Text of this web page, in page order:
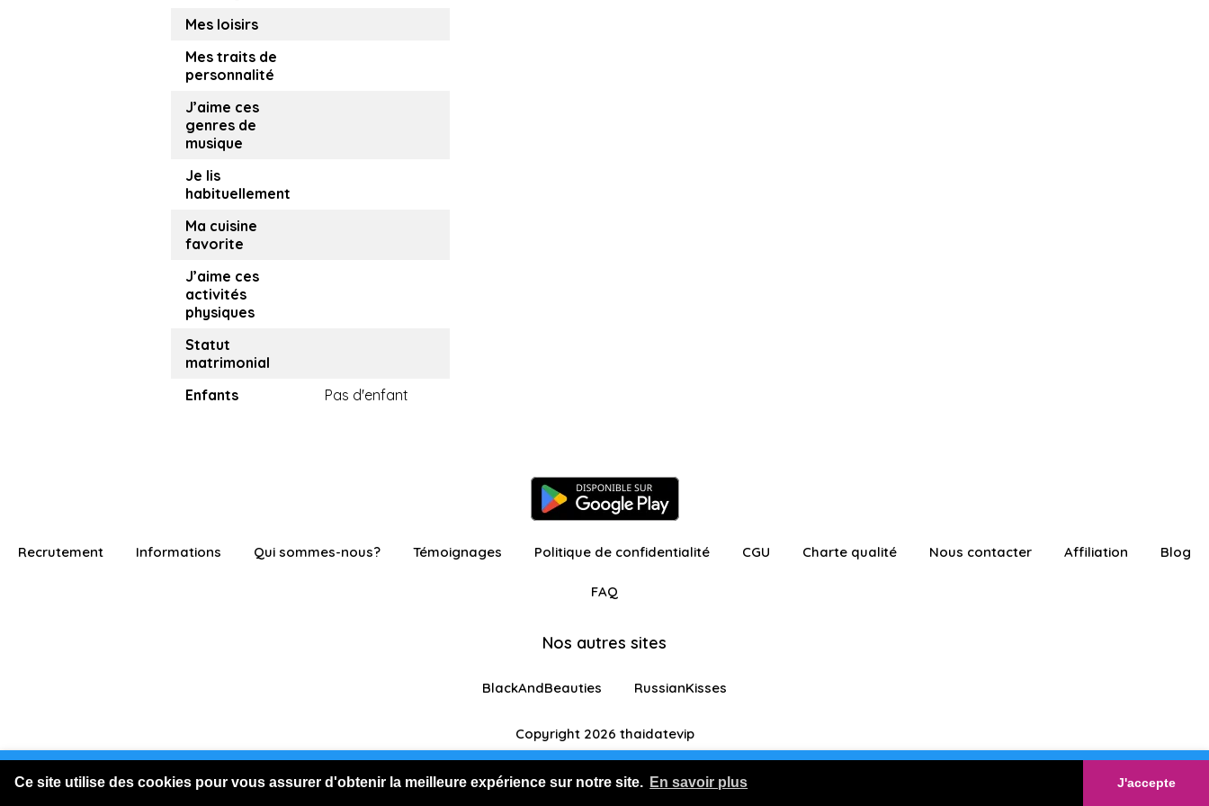
Ce site utilise des cookies pour vous assurer d'obtenir la meilleure expérience sur notre site. En savoir plus J'accepte
Vous êtes connecté en visiteur avec fonctionnalités restreintes Je m'inscris GRATUITEMENT
Mes loisirs
Mes traits de
personnalité
J’aime ces
genres de
musique
Je lis
habituellement
Ma cuisine
favorite
J’aime ces
activités
physiques
Statut
matrimonial
Enfants
Pas d'enfant
Recrutement Informations Qui sommes-nous? Témoignages Politique de confidentialité CGU Charte qualité Nous contacter Affiliation Blog
FAQ
Nos autres sites
BlackAndBeauties RussianKisses
Copyright 2026 thaidatevip